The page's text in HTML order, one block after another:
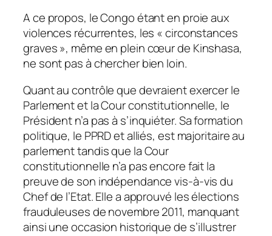
A ce propos, le Congo étant en proie aux
violences récurrentes, les « circonstances
graves », même en plein cœur de Kinshasa,
ne sont pas à chercher bien loin.
Quant au contrôle que devraient exercer le
Parlement et la Cour constitutionnelle, le
Président n’a pas à s’inquiéter. Sa formation
politique, le PPRD et alliés, est majoritaire au
parlement tandis que la Cour
constitutionnelle n’a pas encore fait la
preuve de son indépendance vis-à-vis du
Chef de l’Etat. Elle a approuvé les élections
frauduleuses de novembre 2011, manquant
ainsi une occasion historique de s’illustrer